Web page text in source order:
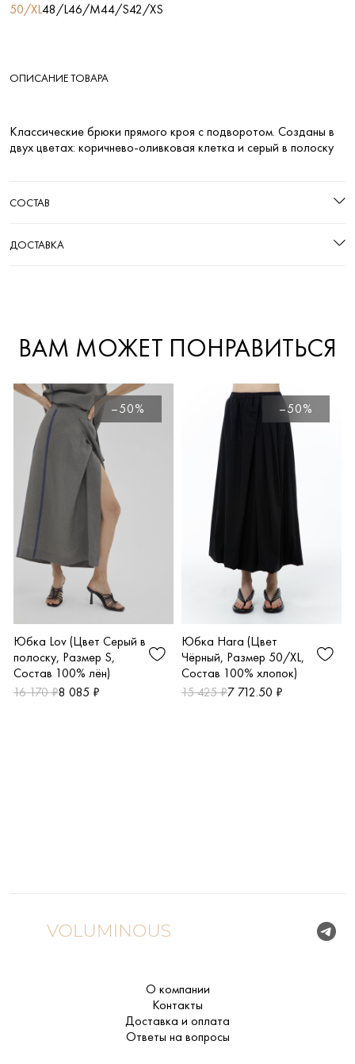
50/XL48/L46/M44/S42/XS
ОПИСАНИЕ ТОВАРА
Классические брюки прямого кроя с подворотом. Созданы в
двух цветах: коричнево-оливковая клетка и серый в полоску
СОСТАВ
ДОСТАВКА
ВАМ МОЖЕТ ПОНРАВИТЬСЯ
–50%
Юбка Lov (Цвет Серый в
полоску, Размер S,
Состав 100% лён)
16 170 ₽8 085 ₽
–50%
Юбка Hara (Цвет
Чёрный, Размер 50/XL,
Состав 100% хлопок)
15 425 ₽7 712.50 ₽
О компании
Контакты
Доставка и оплата
Ответы на вопросы